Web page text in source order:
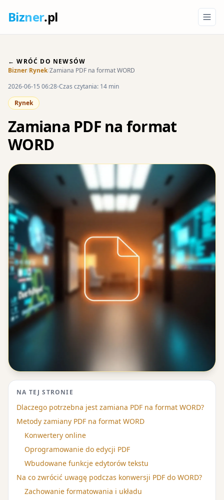
Bizner.pl
← WRÓĆ DO NEWSÓW
Bizner/Rynek/Zamiana PDF na format WORD
2026-06-15 06:28 Czas czytania: 14 min
Rynek
Zamiana PDF na format
WORD
NA TEJ STRONIE
Dlaczego potrzebna jest zamiana PDF na format WORD?
Metody zamiany PDF na format WORD
Konwertery online
Oprogramowanie do edycji PDF
Wbudowane funkcje edytorów tekstu
Na co zwrócić uwagę podczas konwersji PDF do WORD?
Zachowanie formatowania i układu